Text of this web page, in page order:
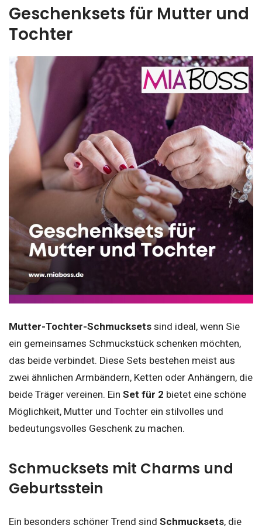
Geschenksets für Mutter und
Tochter
Mutter-Tochter-Schmucksets sind ideal, wenn Sie
ein gemeinsames Schmuckstück schenken möchten,
das beide verbindet. Diese Sets bestehen meist aus
zwei ähnlichen Armbändern, Ketten oder Anhängern, die
beide Träger vereinen. Ein Set für 2 bietet eine schöne
Möglichkeit, Mutter und Tochter ein stilvolles und
bedeutungsvolles Geschenk zu machen.
Schmucksets mit Charms und
Geburtsstein
Ein besonders schöner Trend sind Schmucksets, die